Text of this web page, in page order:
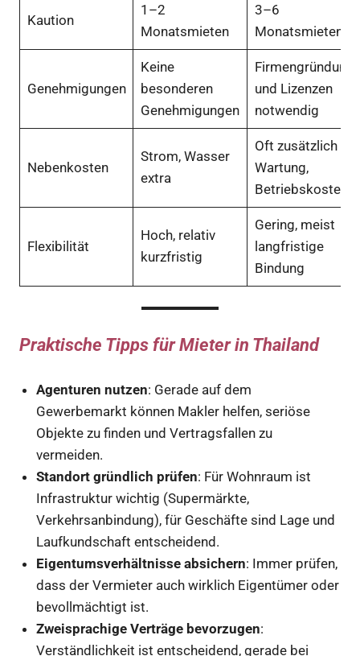
Kaution
1–2
Monatsmieten
3–6
Monatsmieten
Genehmigungen
Keine
besonderen
Genehmigungen
Firmengründung
und Lizenzen
notwendig
Nebenkosten
Strom, Wasser
extra
Oft zusätzlich
Wartung,
Betriebskosten
Flexibilität
Hoch, relativ
kurzfristig
Gering, meist
langfristige
Bindung
Praktische Tipps für Mieter in Thailand
Agenturen nutzen: Gerade auf dem
Gewerbemarkt können Makler helfen, seriöse
Objekte zu finden und Vertragsfallen zu
vermeiden.
Standort gründlich prüfen: Für Wohnraum ist
Infrastruktur wichtig (Supermärkte,
Verkehrsanbindung), für Geschäfte sind Lage und
Laufkundschaft entscheidend.
Eigentumsverhältnisse absichern: Immer prüfen,
dass der Vermieter auch wirklich Eigentümer oder
bevollmächtigt ist.
Zweisprachige Verträge bevorzugen:
Verständlichkeit ist entscheidend, gerade bei